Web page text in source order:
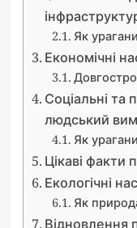
Як
Економічні
Соціальні та
людський
Як
Цікаві факти
Екологічні
Як
Відновлення